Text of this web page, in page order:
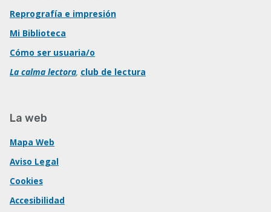
Reprografía e impresión
Mi Biblioteca
Cómo ser usuaria/o
La calma lectora, club de lectura
La web
Mapa Web
Aviso Legal
Cookies
Accesibilidad